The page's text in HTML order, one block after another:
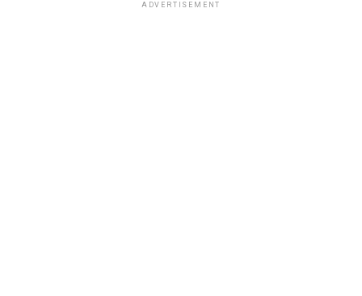
ADVERTISEMENT